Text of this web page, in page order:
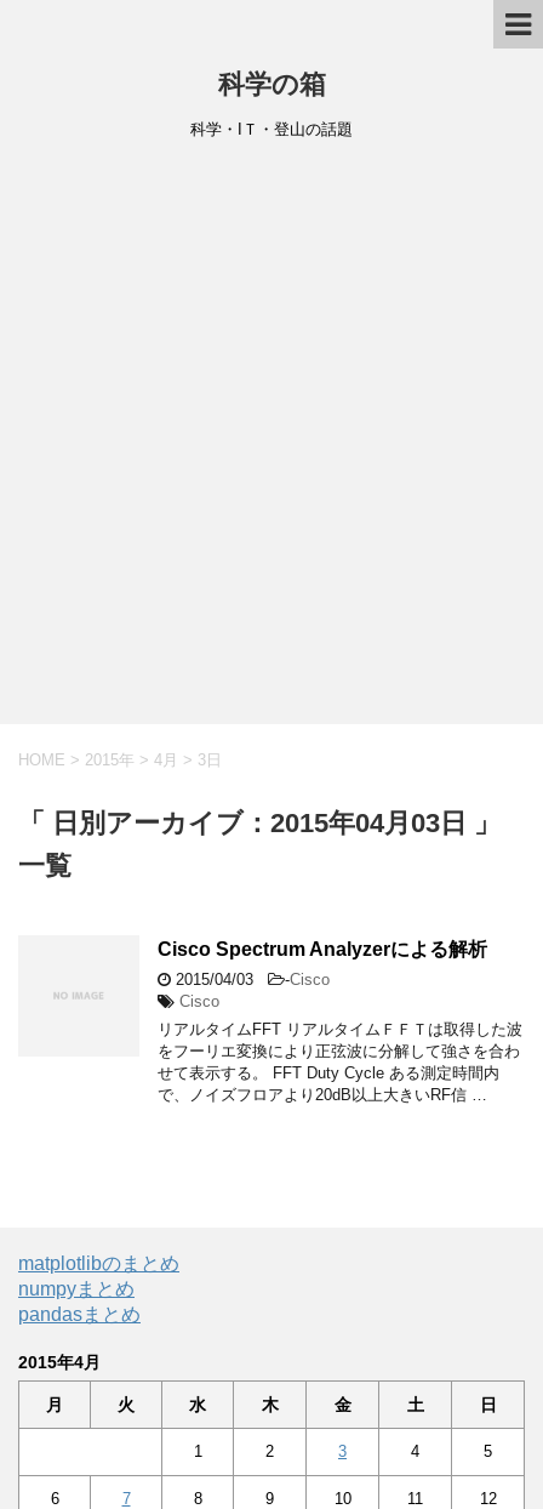
科学の箱
科学・IＴ・登山の話題
HOME > 2015年 > 4月 > 3日
「 日別アーカイブ：2015年04月03日 」
一覧
Cisco Spectrum Analyzerによる解析
2015/04/03 -Cisco
Cisco
リアルタイムFFT リアルタイムＦＦＴは取得した波
をフーリエ変換により正弦波に分解して強さを合わ
せて表示する。 FFT Duty Cycle ある測定時間内
で、ノイズフロアより20dB以上大きいRF信 …
matplotlibのまとめ
numpyまとめ
pandasまとめ
2015年4月
月 火 水 木 金 土 日
1 2 3 4 5
6 7 8 9 10 11 12